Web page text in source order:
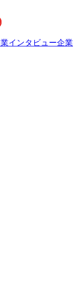
インタビュー企業